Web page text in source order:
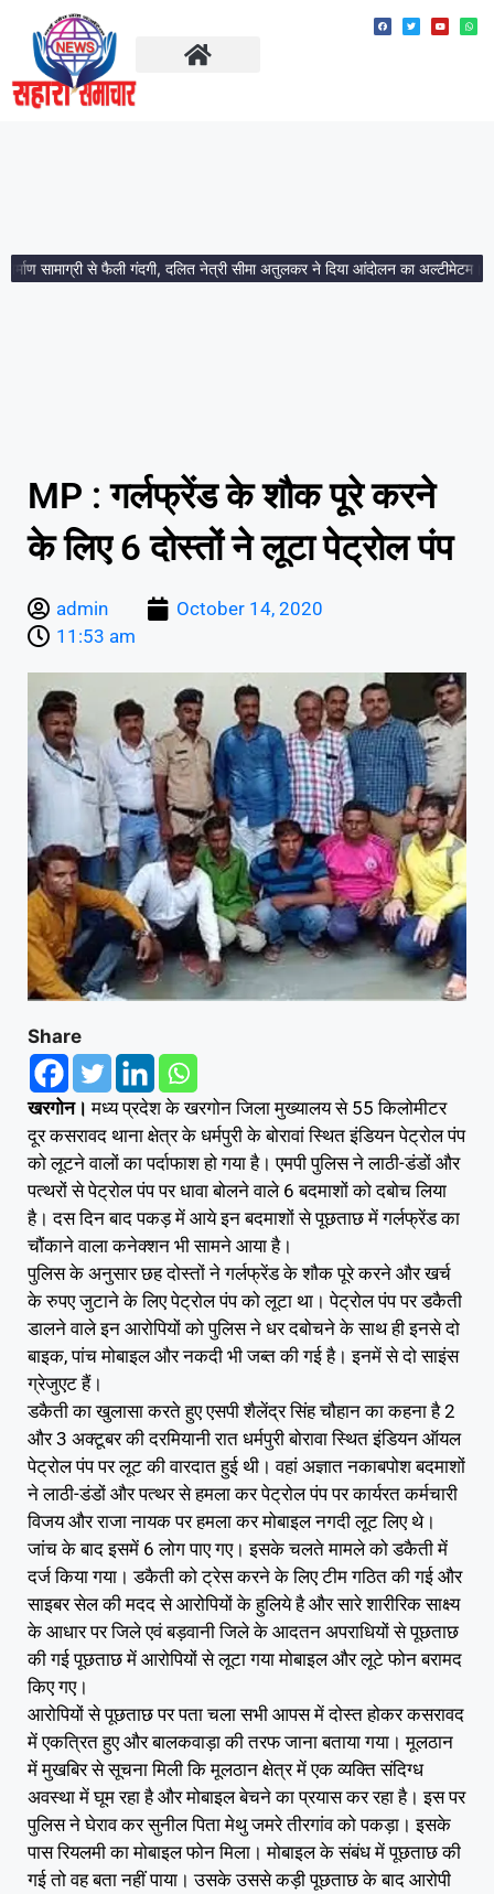
सामाग्री से फैली गंदगी, दलित नेत्री सीमा अतुलकर ने दिया आंदोलन का अल्टीमेटम।
MP : गर्लफ्रेंड के शौक पूरे करने
के लिए 6 दोस्तों ने लूटा पेट्रोल पंप
admin
October 14, 2020
11:53 am
Share
खरगोन। मध्य प्रदेश के खरगोन जिला मुख्यालय से 55 किलोमीटर
दूर कसरावद थाना क्षेत्र के धर्मपुरी के बोरावां स्थित इंडियन पेट्रोल पंप
को लूटने वालों का पर्दाफाश हो गया है। एमपी पुलिस ने लाठी-डंडों और
पत्थरों से पेट्रोल पंप पर धावा बोलने वाले 6 बदमाशों को दबोच लिया
है। दस दिन बाद पकड़ में आये इन बदमाशों से पूछताछ में गर्लफ्रेंड का
चौंकाने वाला कनेक्शन भी सामने आया है।
पुलिस के अनुसार छह दोस्तों ने गर्लफ्रेंड के शौक पूरे करने और खर्च
के रुपए जुटाने के लिए पेट्रोल पंप को लूटा था। पेट्रोल पंप पर डकैती
डालने वाले इन आरोपियों को पुलिस ने धर दबोचने के साथ ही इनसे दो
बाइक, पांच मोबाइल और नकदी भी जब्त की गई है। इनमें से दो साइंस
ग्रेजुएट हैं।
डकैती का खुलासा करते हुए एसपी शैलेंद्र सिंह चौहान का कहना है 2
और 3 अक्टूबर की दरमियानी रात धर्मपुरी बोरावा स्थित इंडियन ऑयल
पेट्रोल पंप पर लूट की वारदात हुई थी। वहां अज्ञात नकाबपोश बदमाशों
ने लाठी-डंडों और पत्थर से हमला कर पेट्रोल पंप पर कार्यरत कर्मचारी
विजय और राजा नायक पर हमला कर मोबाइल नगदी लूट लिए थे।
जांच के बाद इसमें 6 लोग पाए गए। इसके चलते मामले को डकैती में
दर्ज किया गया। डकैती को ट्रेस करने के लिए टीम गठित की गई और
साइबर सेल की मदद से आरोपियों के हुलिये है और सारे शारीरिक साक्ष्य
के आधार पर जिले एवं बड़वानी जिले के आदतन अपराधियों से पूछताछ
की गई पूछताछ में आरोपियों से लूटा गया मोबाइल और लूटे फोन बरामद
किए गए।
आरोपियों से पूछताछ पर पता चला सभी आपस में दोस्त होकर कसरावद
में एकत्रित हुए और बालकवाड़ा की तरफ जाना बताया गया। मूलठान
में मुखबिर से सूचना मिली कि मूलठान क्षेत्र में एक व्यक्ति संदिग्ध
अवस्था में घूम रहा है और मोबाइल बेचने का प्रयास कर रहा है। इस पर
पुलिस ने घेराव कर सुनील पिता मेथु जमरे तीरगांव को पकड़ा। इसके
पास रियलमी का मोबाइल फोन मिला। मोबाइल के संबंध में पूछताछ की
गई तो वह बता नहीं पाया। उसके उससे कड़ी पूछताछ के बाद आरोपी